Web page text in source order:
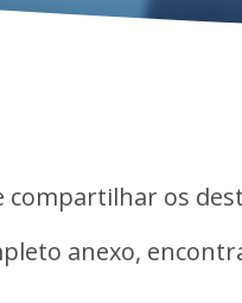
compartilhar os
anexo,